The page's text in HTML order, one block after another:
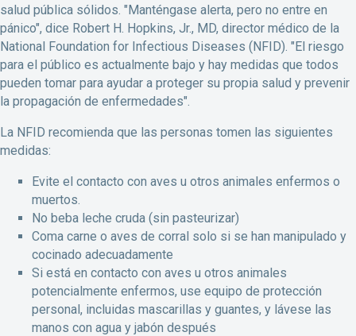
salud pública sólidos. "Manténgase alerta, pero no entre en
pánico", dice Robert H. Hopkins, Jr., MD, director médico de la
National Foundation for Infectious Diseases (NFID). "El riesgo
para el público es actualmente bajo y hay medidas que todos
pueden tomar para ayudar a proteger su propia salud y prevenir
la propagación de enfermedades".
La NFID recomienda que las personas tomen las siguientes
medidas:
Evite el contacto con aves u otros animales enfermos o
muertos.
No beba leche cruda (sin pasteurizar)
Coma carne o aves de corral solo si se han manipulado y
cocinado adecuadamente
Si está en contacto con aves u otros animales
potencialmente enfermos, use equipo de protección
personal, incluidas mascarillas y guantes, y lávese las
manos con agua y jabón después